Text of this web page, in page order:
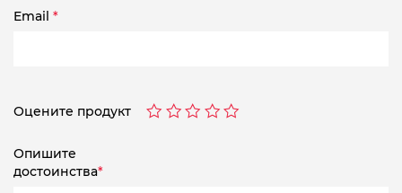
Email *
Оцените продукт
Опишите
достоинства*